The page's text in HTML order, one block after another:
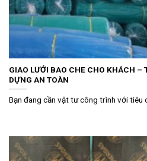
GIAO LƯỚI BAO CHE CHO KHÁCH –
DỰNG AN TOÀN
Bạn đang cần vật tư công trình với tiêu